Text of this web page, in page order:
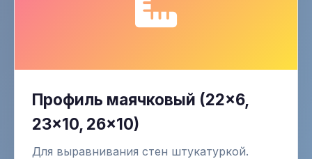
Профиль маячковый (22×6,
23×10, 26×10)
Для выравнивания стен штукатуркой.